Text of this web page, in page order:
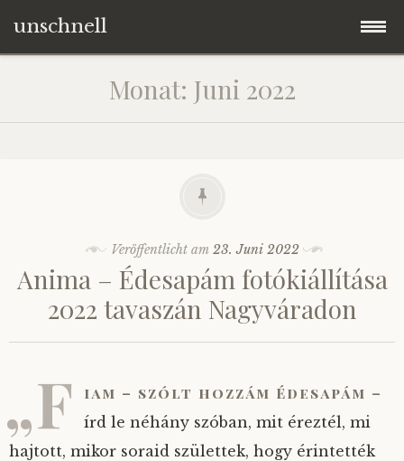
unschnell
springen
Imagines
Monat: Juni 2022
Veröffentlicht am 23. Juni 2022
Anima – Édesapám fotókiállítása
2022 tavaszán Nagyváradon
„F iam – szólt hozzám Édesapám –
írd le néhány szóban, mit éreztél, mi
hajtott, mikor soraid születtek, hogy érintették